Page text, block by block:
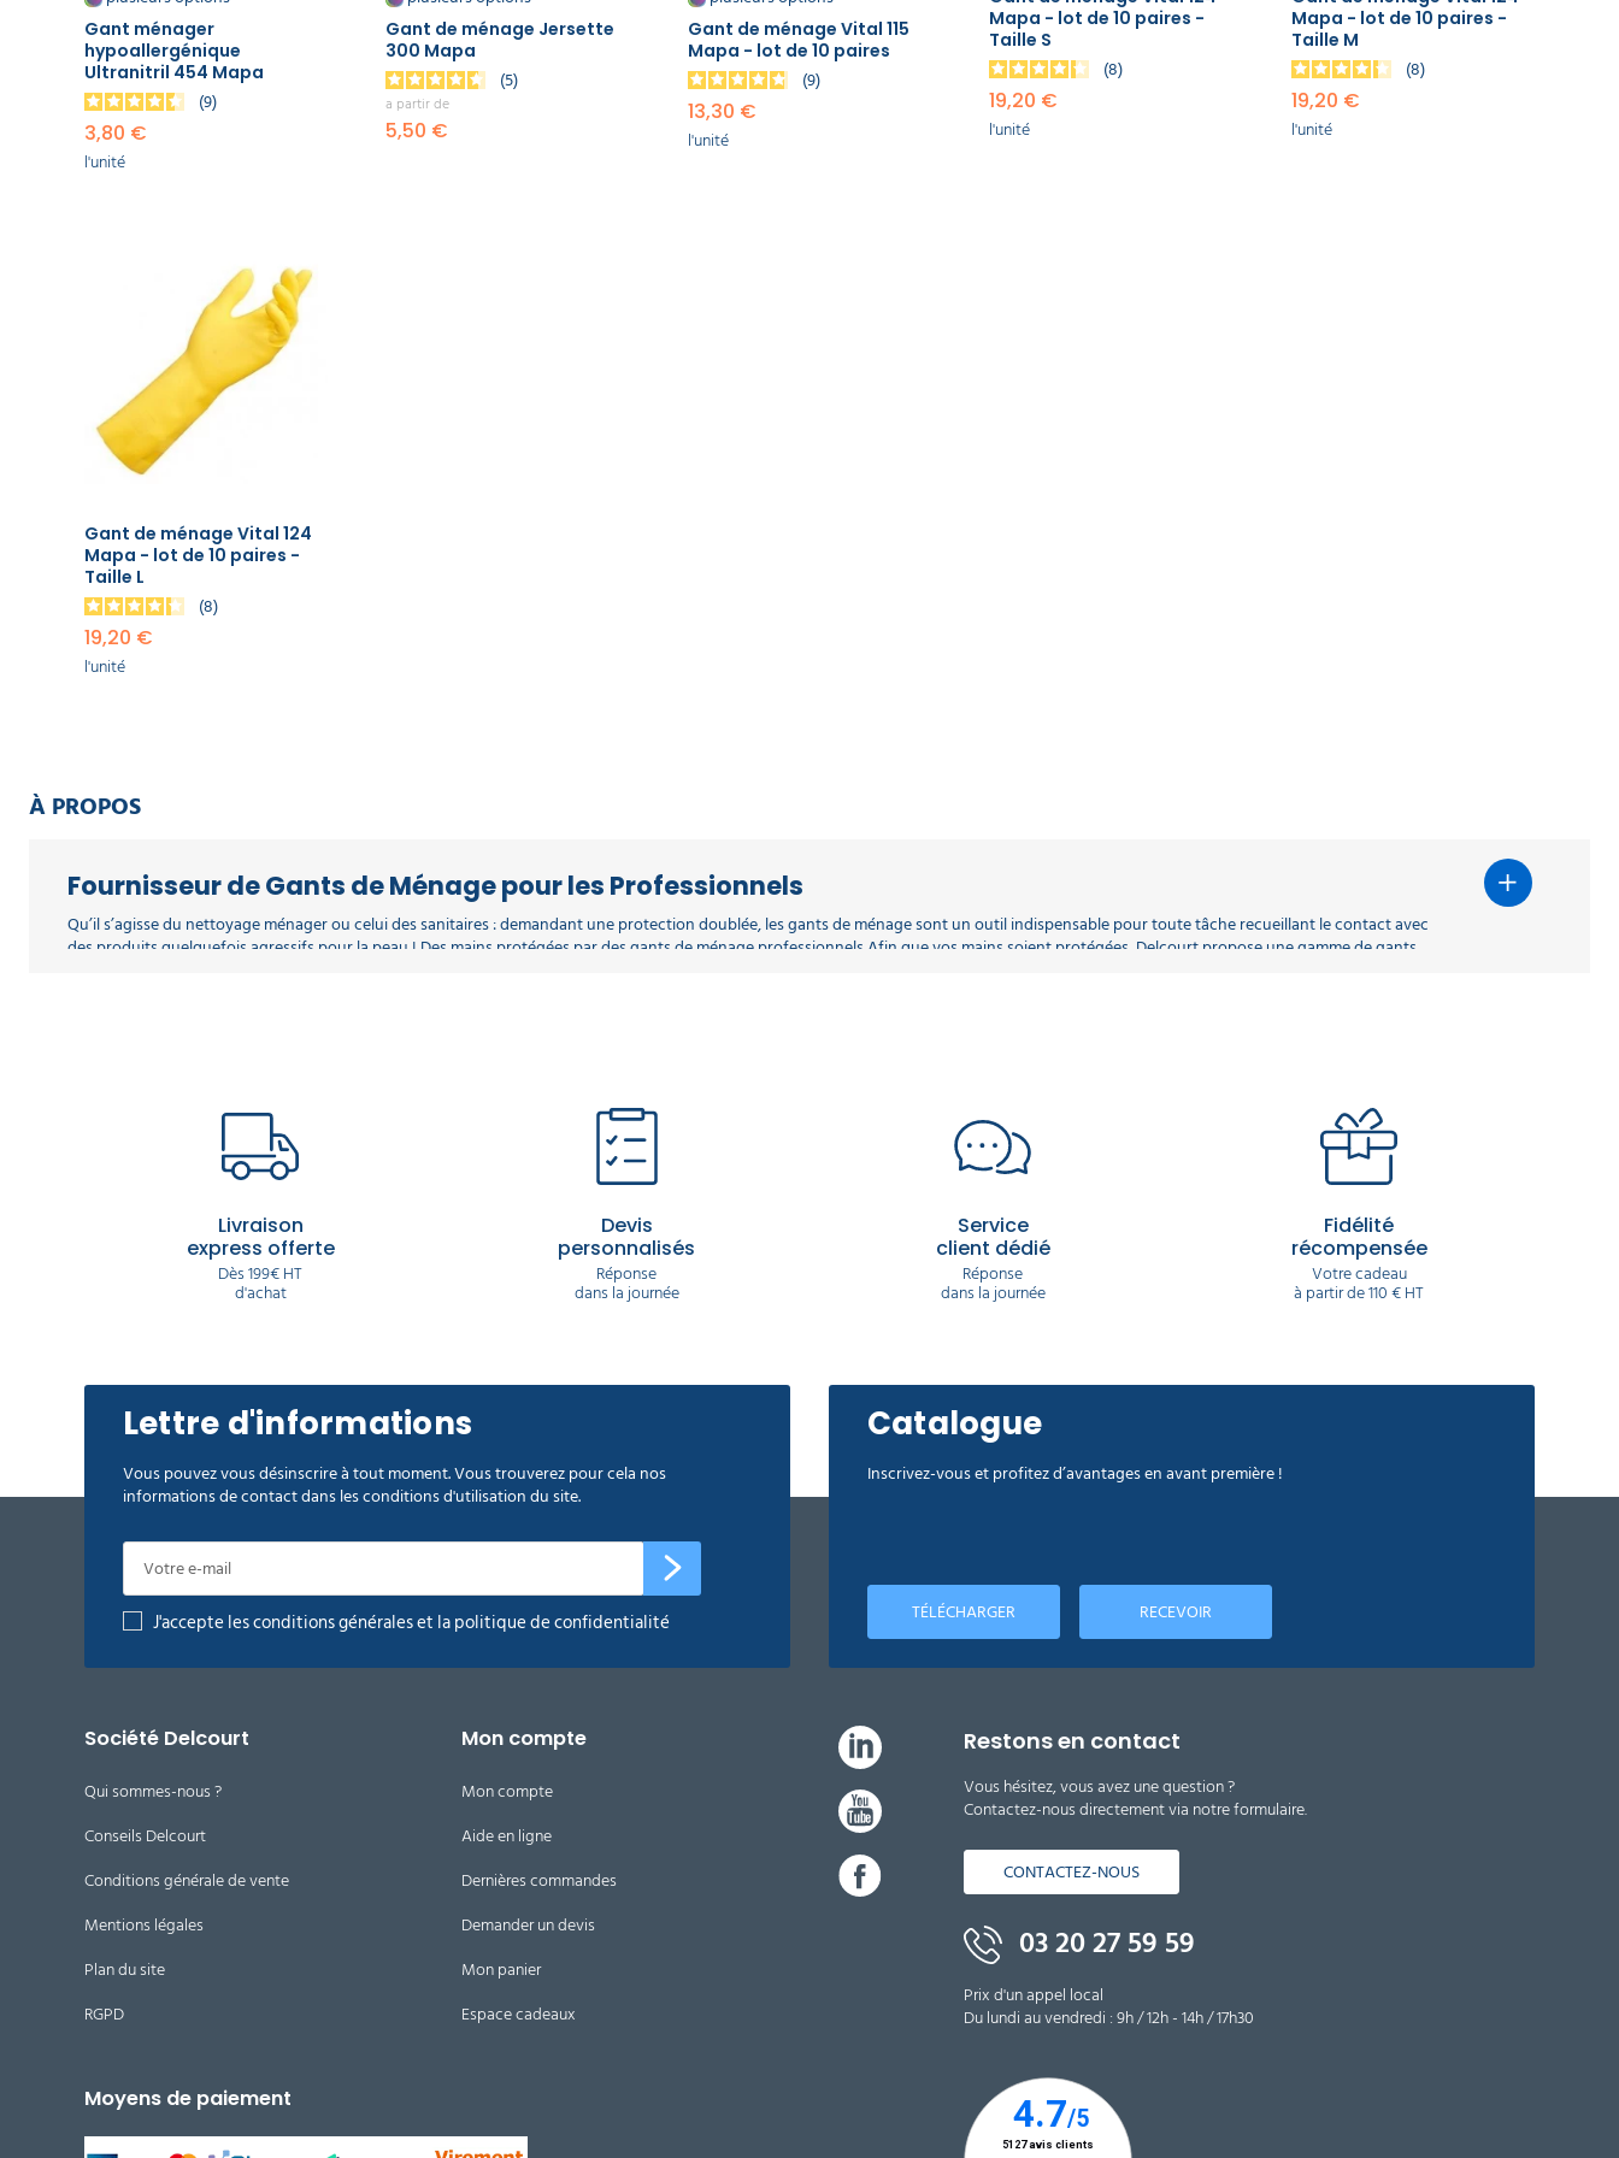
PROTECTION
INDIVIDUELLE
GAMME
ÉCOLOGIQUE
professionnelles, offrant une protection et un confort.
Gant ménager
hypoallergénique
Ultranitril 454 Mapa
9
3,80 €
l'unité
Gant de ménage Jersette
300 Mapa
5
a partir de
5,50 €
Gant de ménage Vital 115
Mapa - lot de 10 paires
9
13,30 €
l'unité
Mapa - lot de 10 paires -
Taille S
8
19,20 €
l'unité
Mapa - lot de 10 paires -
Taille M
8
19,20 €
l'unité
Gant de ménage Vital 124
Mapa - lot de 10 paires -
Taille L
8
19,20 €
l'unité
À PROPOS
Fournisseur de Gants de Ménage pour les Professionnels
Qu’il s’agisse du nettoyage ménager ou celui des sanitaires : demandant une protection doublée, les gants de ménage sont un outil indispensable pour toute tâche recueillant le contact avec
des produits quelquefois agressifs pour la peau ! Des mains protégées par des gants de ménage professionnels Afin que vos mains soient protégées, Delcourt propose une gamme de gants
effet, Delcourt sait que certaines personnes contractent de mauvaises réactions face au latex, ainsi, la marque met à disposition une sélection de gants de ménage hypoallergéniques.
Pour assurer une grande protection à ses consommateurs, nos gants sont armés d’une longueur optimisée couvrant la quasi totalité de vos avant-bras. Parce que oui, interviennent souvent
des éclaboussures notamment lors de la vaisselle à la main ! Les gants misent en ventes sur le site Delcourt ont été conçus sur la base de la durée, il y en a assez des gants se craquant au
moindre petit contact avec des objets lourds ou râpeux !
Avec nos gants MAPA, vous serez parés pour vous empoigner confortablement et nettoyer chaque surface sans avoir besoin de prêter attention aux produits pouvant contracter votre peau
et ainsi y apporter des lésions.
Livraison
express offerte
Dès 199€ HT
d'achat
Devis
personnalisés
Réponse
dans la journée
Service
client dédié
Réponse
dans la journée
Fidélité
récompensée
Votre cadeau
à partir de 110 € HT
Lettre d'informations
Vous pouvez vous désinscrire à tout moment. Vous trouverez pour cela nos
informations de contact dans les conditions d'utilisation du site.
J'accepte les conditions générales et la politique de confidentialité
Catalogue
Inscrivez-vous et profitez d’avantages en avant première !
TÉLÉCHARGER RECEVOIR
Société Delcourt
Qui sommes-nous ?
Conseils Delcourt
Conditions générale de vente
Mentions légales
Plan du site
RGPD
Mon compte
Mon compte
Aide en ligne
Dernières commandes
Demander un devis
Mon panier
Espace cadeaux
Restons en contact
Vous hésitez, vous avez une question ?
Contactez-nous directement via notre formulaire.
CONTACTEZ-NOUS
03 20 27 59 59
Prix d'un appel local
Du lundi au vendredi : 9h / 12h - 14h / 17h30
Moyens de paiement